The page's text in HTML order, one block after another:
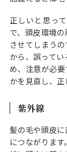
正しいと思っ
で、頭皮環境
させてしまう
から、誤って
め、注意が必
かを見直し、正
紫外線
髪の毛や頭皮に
につながります。